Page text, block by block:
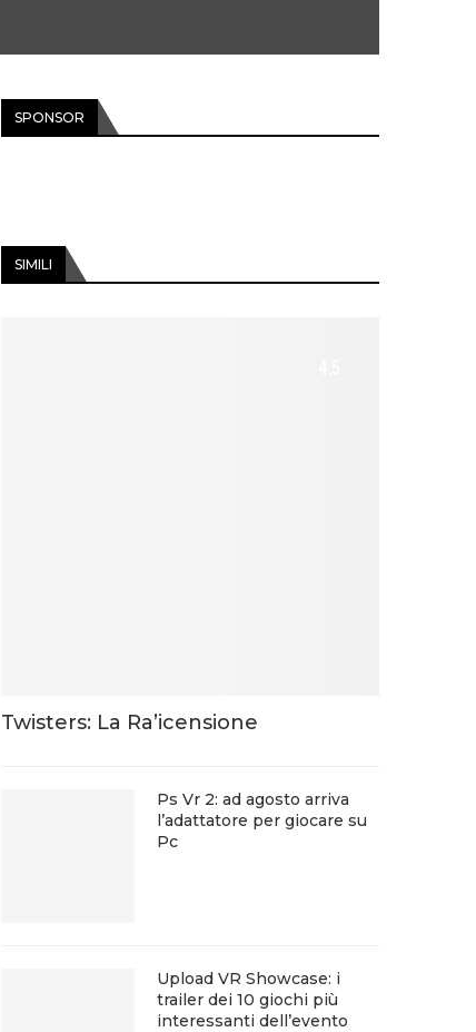
SPONSOR
SIMILI
Twisters: La Ra’icensione
Ps Vr 2: ad agosto arriva
l’adattatore per giocare su
Pc
Upload VR Showcase: i
trailer dei 10 giochi più
interessanti dell’evento